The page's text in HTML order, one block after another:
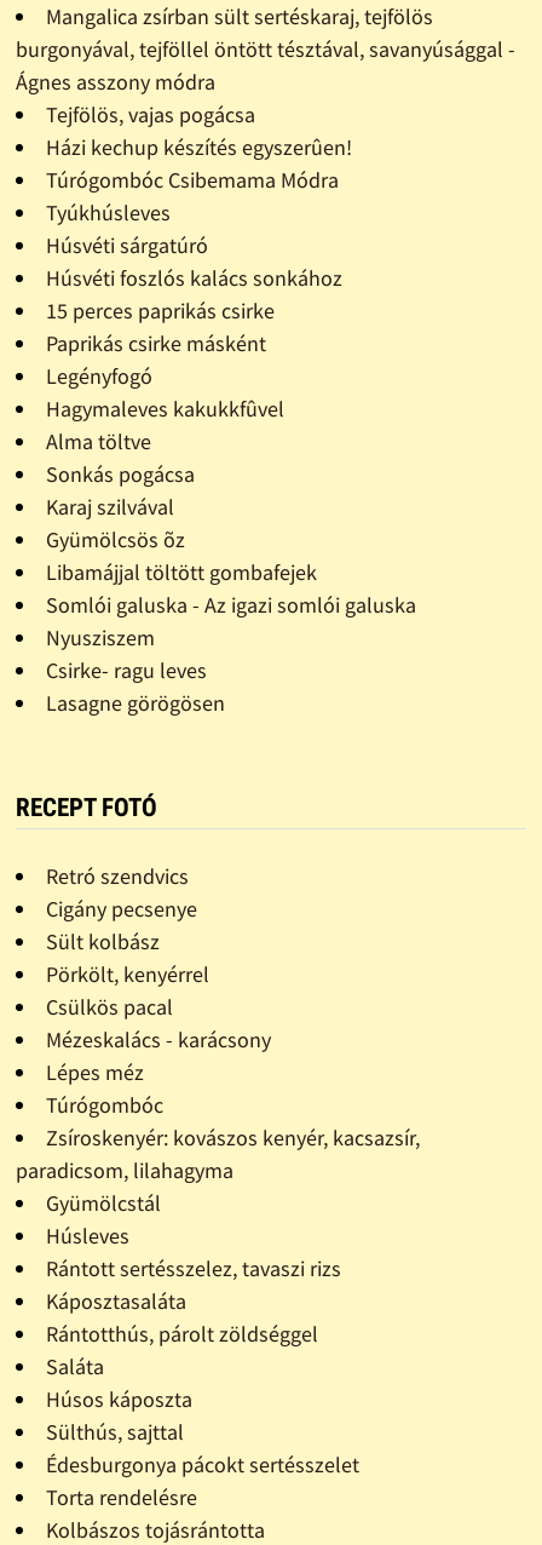
Mangalica zsírban sült sertéskaraj, tejfölös
burgonyával, tejföllel öntött tésztával, savanyúsággal -
Ágnes asszony módra
Tejfölös, vajas pogácsa
Házi kechup készítés egyszerûen!
Túrógombóc Csibemama Módra
Tyúkhúsleves
Húsvéti sárgatúró
Húsvéti foszlós kalács sonkához
15 perces paprikás csirke
Paprikás csirke másként
Legényfogó
Hagymaleves kakukkfûvel
Alma töltve
Sonkás pogácsa
Karaj szilvával
Gyümölcsös õz
Libamájjal töltött gombafejek
Somlói galuska - Az igazi somlói galuska
Nyusziszem
Csirke- ragu leves
Lasagne görögösen
RECEPT FOTÓ
Retró szendvics
Cigány pecsenye
Sült kolbász
Pörkölt, kenyérrel
Csülkös pacal
Mézeskalács - karácsony
Lépes méz
Túrógombóc
Zsíroskenyér: kovászos kenyér, kacsazsír,
paradicsom, lilahagyma
Gyümölcstál
Húsleves
Rántott sertésszelez, tavaszi rizs
Káposztasaláta
Rántotthús, párolt zöldséggel
Saláta
Húsos káposzta
Sülthús, sajttal
Édesburgonya pácokt sertésszelet
Torta rendelésre
Kolbászos tojásrántotta